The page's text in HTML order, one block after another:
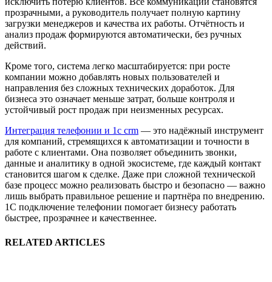
прозрачными, а руководитель получает полную картину
загрузки менеджеров и качества их работы. Отчётность и
анализ продаж формируются автоматически, без ручных
действий.
Кроме того, система легко масштабируется: при росте
компании можно добавлять новых пользователей и
направления без сложных технических доработок. Для
бизнеса это означает меньше затрат, больше контроля и
устойчивый рост продаж при неизменных ресурсах.
Интеграция телефонии и 1с crm — это надёжный инструмент
для компаний, стремящихся к автоматизации и точности в
работе с клиентами. Она позволяет объединить звонки,
данные и аналитику в одной экосистеме, где каждый контакт
становится шагом к сделке. Даже при сложной технической
базе процесс можно реализовать быстро и безопасно — важно
лишь выбрать правильное решение и партнёра по внедрению.
1С подключение телефонии помогает бизнесу работать
быстрее, прозрачнее и качественнее.
RELATED ARTICLES